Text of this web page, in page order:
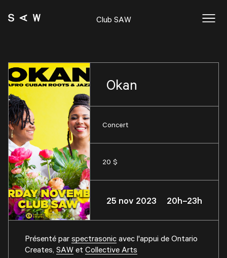
Club SAW
Okan
Concert
20 $
25 nov 2023 20h–23h
Présenté parspectrasonicavec l'appui deOntario
Creates, SAWet Collective Arts